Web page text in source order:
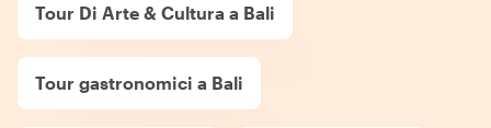
Tour Di Arte & Cultura a Bali
Tour gastronomici a Bali